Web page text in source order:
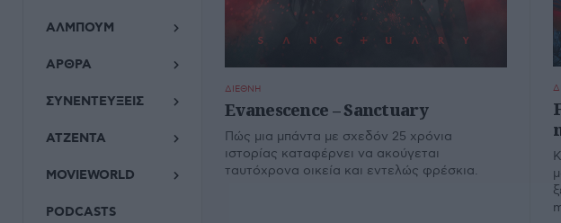
ΑΛΜΠΟΥΜ
ΑΡΘΡΑ
ΣΥΝΕΝΤΕΥΞΕΙΣ
ΑΤΖΕΝΤΑ
MOVIEWORLD
PODCASTS
ΔΙΕΘΝΗ
Evanescence – Sanctuary
Πώς μια μπάντα με σχεδόν 25 χρόνια
ιστορίας καταφέρνει να ακούγεται
ταυτόχρονα οικεία και εντελώς φρέσκια.